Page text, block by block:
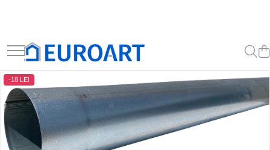
-18 LEI